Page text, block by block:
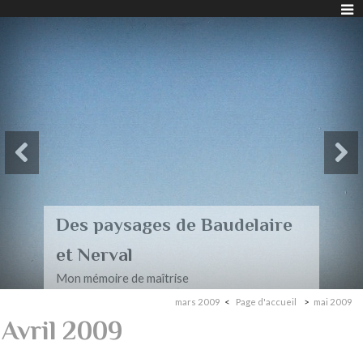
Des paysages de Baudelaire
et Nerval
Mon mémoire de maîtrise
mars 2009 Page d'accueil mai 2009
Avril 2009